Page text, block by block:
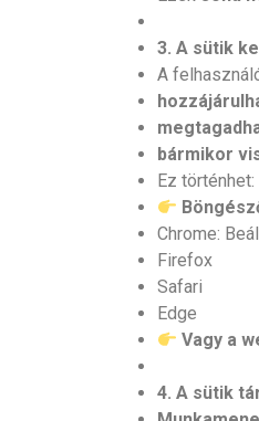
3. A sütik
A
bármikor
Ez történhet:
Chrome:
Firefox
Safari
Edge
Vagy a
4. A sütik